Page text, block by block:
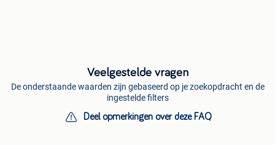
Veelgestelde vragen
De onderstaande waarden zijn gebaseerd op je zoekopdracht en de
ingestelde filters
Deel opmerkingen over deze FAQ